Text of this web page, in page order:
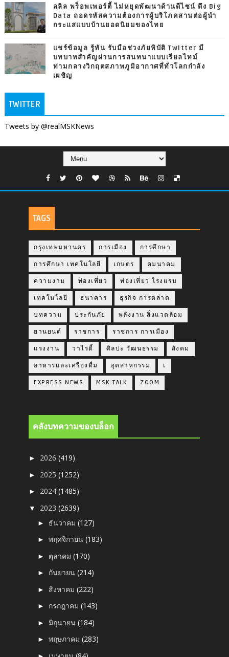
ลลิล พร็อพเพอร์ตี้ ไม่หยุดพัฒนาด้านดีไซน์ ดึง Big
Data ถอดรหัสความต้องการผู้บริโภคสานต่อผู้นำ
กระแสแบบบ้านยอดนิยมของไทย
แชร์ข้อมูล รู้ทัน รับมือช่วงภัยพิบัติ Twitter มี
บทบาทสำคัญผ่านการสนทนาแบบเรียลไทม์
ท่ามกลางวิกฤตสภาพภูมิอากาศที่ทั่วโลกกำลัง
เผชิญ
TWITTER
Tweets by @realMSKNews
TAGS
กรุงเทพมหานคร การเมือง การศึกษา
การศึกษา เทคโนโลยี เกษตร คมนาคม
ความงาม ท่องเที่ยว ท่องเที่ยว โรงแรม
เทคโนโลยี ธนาคาร ธุรกิจ การตลาด
บทความ ประกันภัย พลังงาน สิ่งแวดล้อม
ยานยนต์ ราชการ ราชการ การเมือง
แรงงาน วาไรตี้ ศิลปะ วัฒนธรรม สังคม
อาหารและเครื่องดื่ม อุตสาหกรรม เ
EXPRESS NEWS MSK TALK ZOOM
คลังบทความของบล็อก
► 2026(419)
► 2025(1252)
► 2024(1485)
▼ 2023(2639)
► ธันวาคม(127)
►พฤศจิกายน(183)
► ตุลาคม(170)
► กันยายน(214)
► สิงหาคม(222)
► กรกฎาคม(143)
► มิถุนายน(184)
►พฤษภาคม(283)